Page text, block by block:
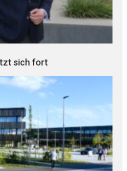
sich fort